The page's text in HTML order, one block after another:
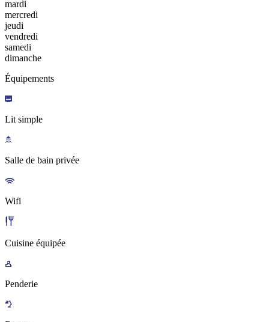
mardi
mercredi
jeudi
vendredi
samedi
dimanche
Équipements
Lit simple
Salle de bain privée
Wifi
Cuisine équipée
Penderie